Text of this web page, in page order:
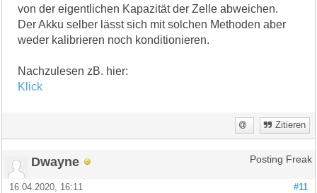
von der eigentlichen Kapazität der Zelle abweichen.
Der Akku selber lässt sich mit solchen Methoden aber
weder kalibrieren noch konditionieren.
Nachzulesen zB. hier:
Klick
Zitieren
Dwayne Posting Freak
#11
16.04.2020, 16:11